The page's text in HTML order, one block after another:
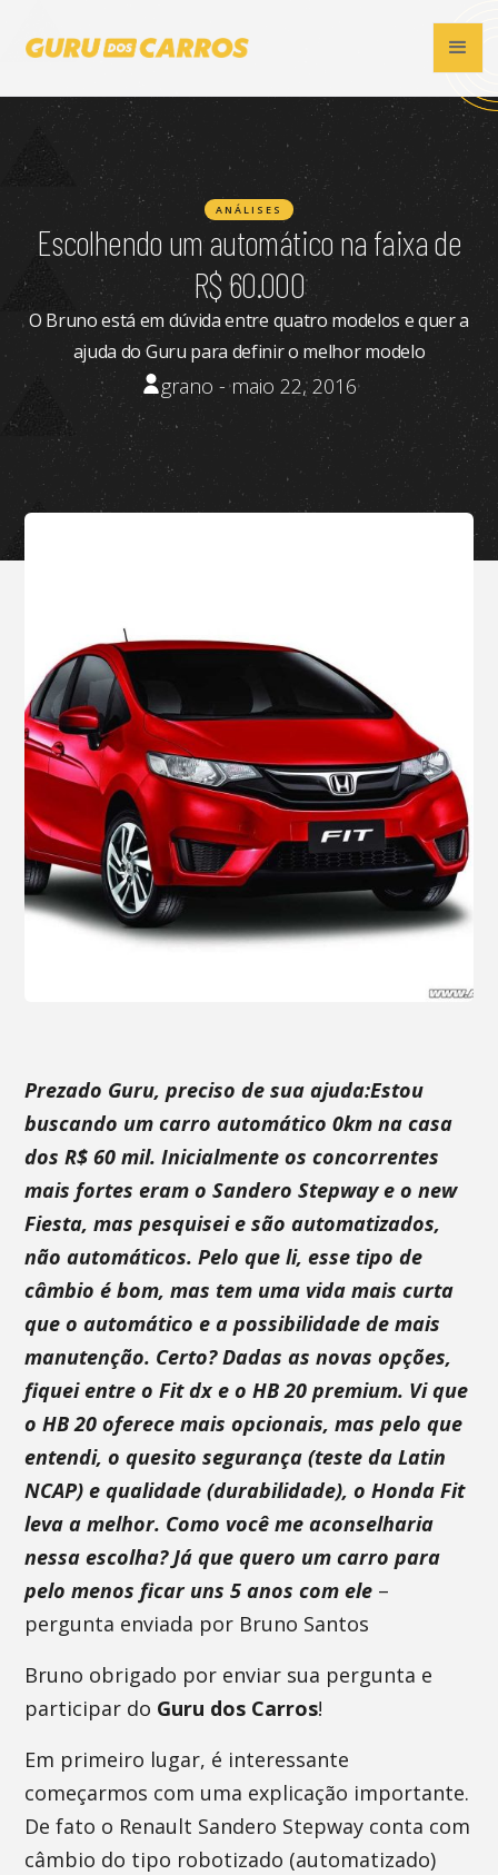
ANÁLISES
Escolhendo um automático na faixa de
R$ 60.000
O Bruno está em dúvida entre quatro modelos e quer a
ajuda do Guru para definir o melhor modelo
grano - maio 22, 2016
Prezado Guru, preciso de sua ajuda:Estou
buscando um carro automático 0km na casa
dos R$ 60 mil. Inicialmente os concorrentes
mais fortes eram o Sandero Stepway e o new
Fiesta, mas pesquisei e são automatizados,
não automáticos. Pelo que li, esse tipo de
câmbio é bom, mas tem uma vida mais curta
que o automático e a possibilidade de mais
manutenção. Certo? Dadas as novas opções,
fiquei entre o Fit dx e o HB 20 premium. Vi que
o HB 20 oferece mais opcionais, mas pelo que
entendi, o quesito segurança (teste da Latin
NCAP) e qualidade (durabilidade), o Honda Fit
leva a melhor. Como você me aconselharia
nessa escolha? Já que quero um carro para
pelo menos ficar uns 5 anos com ele –
pergunta enviada por Bruno Santos
Bruno obrigado por enviar sua pergunta e
participar do Guru dos Carros!
Em primeiro lugar, é interessante
começarmos com uma explicação importante.
De fato o Renault Sandero Stepway conta com
câmbio do tipo robotizado (automatizado)